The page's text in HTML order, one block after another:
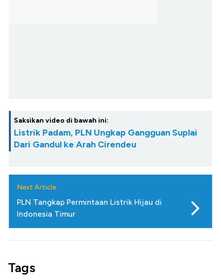
Saksikan video di bawah ini:
Listrik Padam, PLN Ungkap Gangguan Suplai
Dari Gandul ke Arah Cirendeu
Next Article
PLN Tangkap Permintaan Listrik Hijau di
Indonesia Timur
Tags